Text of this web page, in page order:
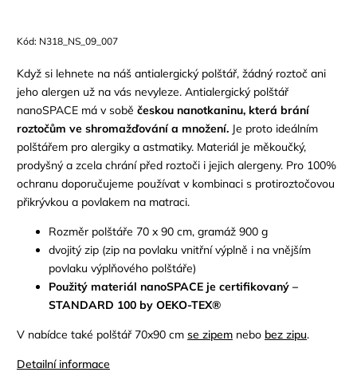
Kód: N318_NS_09_007
Když si lehnete na náš antialergický polštář, žádný roztoč ani
jeho alergen už na vás nevyleze. Antialergický polštář
nanoSPACE má v sobě českou nanotkaninu, která brání
roztočům ve shromažďování a množení. Je proto ideálním
polštářem pro alergiky a astmatiky. Materiál je měkoučký,
prodyšný a zcela chrání před roztoči i jejich alergeny. Pro 100%
ochranu doporučujeme používat v kombinaci s protiroztočovou
přikrývkou a povlakem na matraci.
Rozměr polštáře 70 x 90 cm, gramáž 900 g
dvojitý zip (zip na povlaku vnitřní výplně i na vnějším
povlaku výplňového polštáře)
Použitý materiál nanoSPACE je certifikovaný –
STANDARD 100 by OEKO-TEX®
V nabídce také polštář 70x90 cm se zipem nebo bez zipu.
Detailní informace